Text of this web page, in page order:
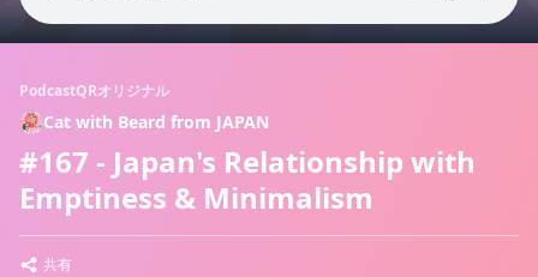
PodcastQRオリジナル
Cat with Beard from JAPAN
#167 - Japan's Relationship with
Emptiness & Minimalism
共有